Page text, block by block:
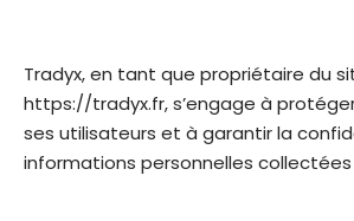
Tradyx, en tant que propriétaire du
https://tradyx.fr, s’engage à
ses utilisateurs et à garantir la
informations personnelles